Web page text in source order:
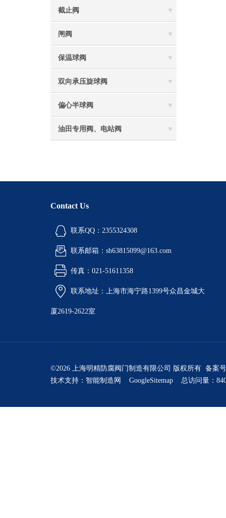
截止阀
闸阀
保温球阀
双向承压旋球阀
偏心半球阀
油田专用阀、电站阀
Contact Us
联系QQ：2355324308
联系邮箱：sh63815099@163.com
传真：021-51611358
联系地址：上海市海宁路1399号众昌金城大
厦2619-2622室
©2026 上海明精防腐阀门制造有限公司 版权所有 备案
技术支持： 智能制造网 GoogleSitemap 总访问量：